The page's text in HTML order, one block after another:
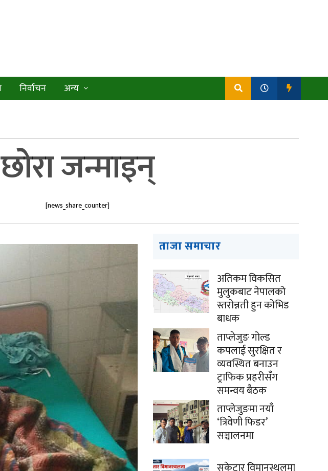
निर्वाचन अन्य
जन्माइन्
[news_share_counter]
ताजा समाचार
अतिकम विकसित
मुलुकबाट नेपालको
स्तरोन्नती हुन कोभिड
बाधक
ताप्लेजुङ गोल्ड
कपलाई सुरक्षित र
व्यवस्थित बनाउन
ट्राफिक प्रहरीसँग
समन्वय बैठक
ताप्लेजुङमा नयाँ
‘त्रिवेणी फिडर’
सञ्चालनमा